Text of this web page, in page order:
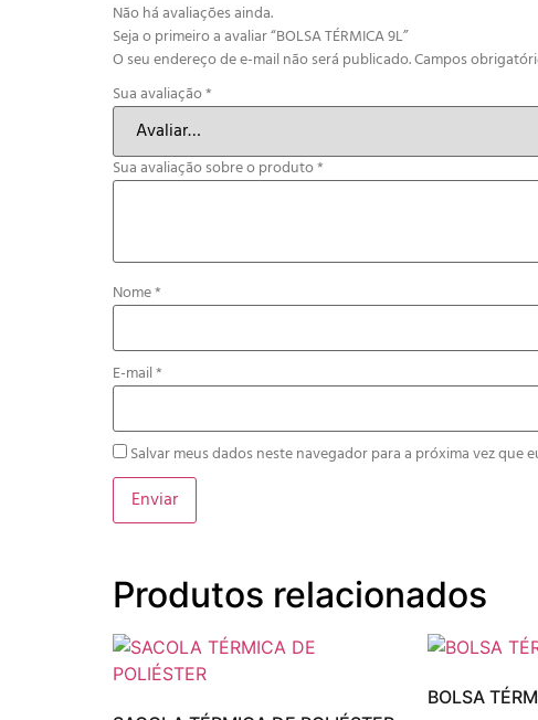
Não há avaliações ainda.
Seja o primeiro a avaliar “BOLSA TÉRMICA 9L”
O seu endereço de e-mail não será publicado.Campos
Sua avaliação*
Sua avaliação sobre o produto*
Nome*
E-mail*
Salvar meus dados neste navegador para a próxima vez que
Produtos relacionados
BOLSA